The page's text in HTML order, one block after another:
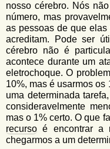
nosso cérebro. Nós
número, mas
as pessoas de que
acreditam. Pode ser
cérebro não é
acontece durante um
eletrochoque. O
10%, mas é usarmos os
uma determinada
consideravelmente
mas o 1% certo. O que
recurso é encontrar a
chegarmos a um